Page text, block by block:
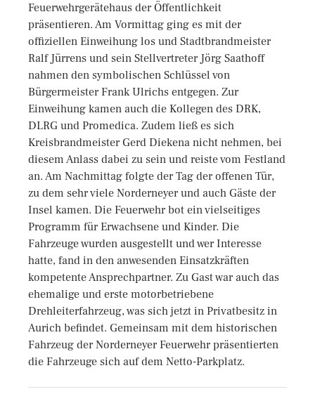
Feuerwehrgerätehaus der Öffentlichkeit
präsentieren. Am Vormittag ging es mit der
offiziellen Einweihung los und Stadtbrandmeister
Ralf Jürrens und sein Stellvertreter Jörg Saathoff
nahmen den symbolischen Schlüssel von
Bürgermeister Frank Ulrichs entgegen. Zur
Einweihung kamen auch die Kollegen des DRK,
DLRG und Promedica. Zudem ließ es sich
Kreisbrandmeister Gerd Diekena nicht nehmen, bei
diesem Anlass dabei zu sein und reiste vom Festland
an. Am Nachmittag folgte der Tag der offenen Tür,
zu dem sehr viele Norderneyer und auch Gäste der
Insel kamen. Die Feuerwehr bot ein vielseitiges
Programm für Erwachsene und Kinder. Die
Fahrzeuge wurden ausgestellt und wer Interesse
hatte, fand in den anwesenden Einsatzkräften
kompetente Ansprechpartner. Zu Gast war auch das
ehemalige und erste motorbetriebene
Drehleiterfahrzeug, was sich jetzt in Privatbesitz in
Aurich befindet. Gemeinsam mit dem historischen
Fahrzeug der Norderneyer Feuerwehr präsentierten
die Fahrzeuge sich auf dem Netto-Parkplatz.